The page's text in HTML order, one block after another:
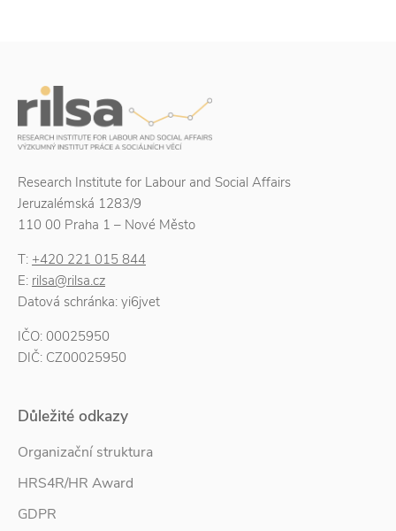
Research Institute for Labour and Social Affairs
Jeruzalémská 1283/9
110 00 Praha 1 – Nové Město
T: +420 221 015 844
E: rilsa@rilsa.cz
Datová schránka: yi6jvet
IČO: 00025950
DIČ: CZ00025950
Důležité odkazy
Organizační struktura
HRS4R/HR Award
GDPR